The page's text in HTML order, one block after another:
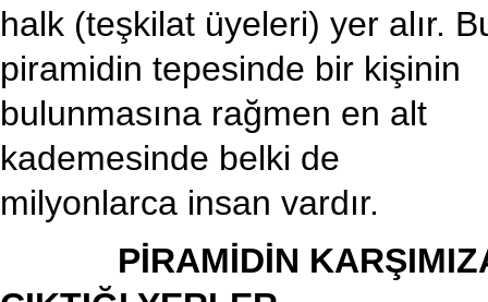
halk (teşkilat üyeleri) yer alır.
piramidin tepesinde bir kişinin
bulunmasına rağmen en alt
kademesinde belki de
milyonlarca insan vardır.
PİRAMİDİN